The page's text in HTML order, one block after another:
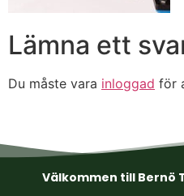
Lämna ett
Du måste vara inloggad för
Välkommen till Bernö